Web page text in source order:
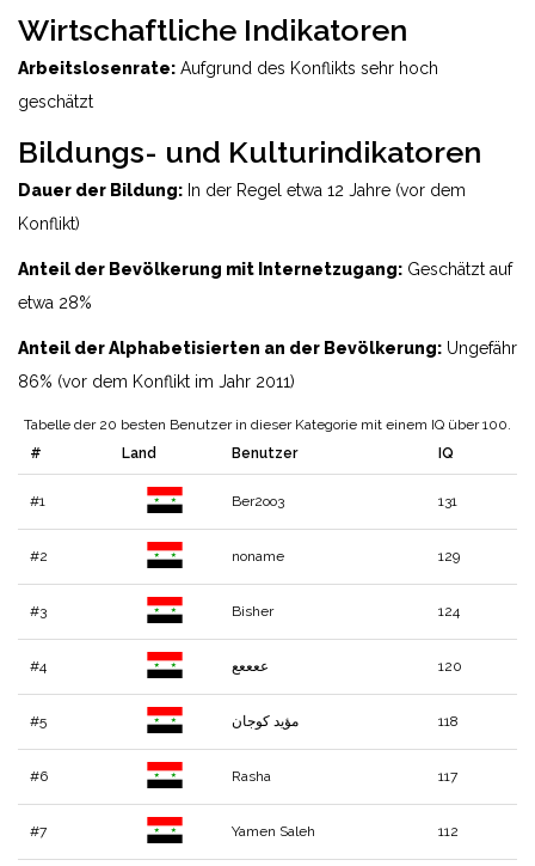
Wirtschaftliche Indikatoren
Arbeitslosenrate: Aufgrund des Konflikts sehr hoch
geschätzt
Bildungs- und Kulturindikatoren
Dauer der Bildung: In der Regel etwa 12 Jahre (vor dem
Konflikt)
Anteil der Bevölkerung mit Internetzugang: Geschätzt auf
etwa 28%
Anteil der Alphabetisierten an der Bevölkerung: Ungefähr
86% (vor dem Konflikt im Jahr 2011)
Tabelle der 20 besten Benutzer in dieser Kategorie mit einem IQ über 100.
#
Land Benutzer IQ
#1 Ber2oo3 131
#2 noname 129
#3 Bisher 124
#4 ععععع 120
#5 مؤيد كوجان 118
#6 Rasha 117
#7 Yamen Saleh 112